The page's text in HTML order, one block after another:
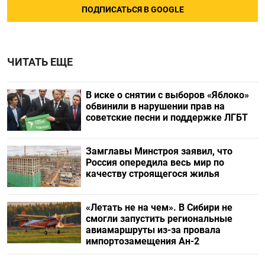
ПОДПИСАТЬСЯ В GOOGLE
ЧИТАТЬ ЕЩЕ
В иске о снятии с выборов «Яблоко»
обвинили в нарушении прав на
советские песни и поддержке ЛГБТ
Замглавы Минстроя заявил, что
Россия опередила весь мир по
качеству строящегося жилья
«Летать не на чем». В Сибири не
смогли запустить региональные
авиамаршруты из-за провала
импортозамещения Ан-2